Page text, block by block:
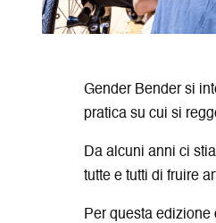
Gender Bender si
pratica su cui si
Da alcuni anni ci
tutte e tutti di fruire
Per questa